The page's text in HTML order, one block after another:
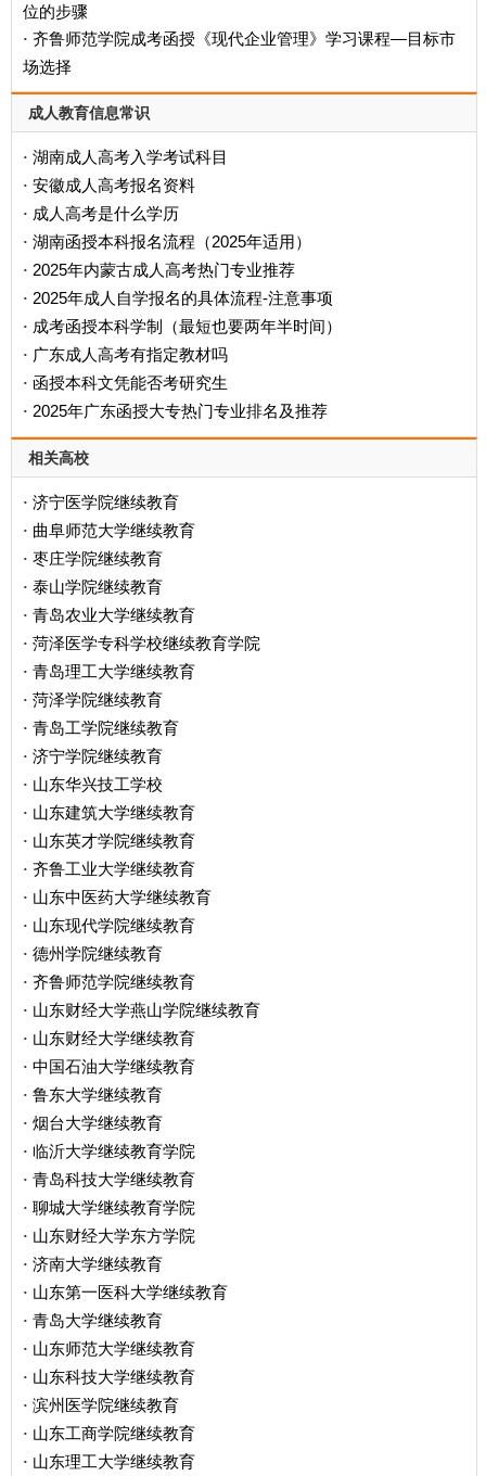
位的步骤
· 齐鲁师范学院成考函授《现代企业管理》学习课程—目标市
场选择
成人教育信息常识
· 湖南成人高考入学考试科目
· 安徽成人高考报名资料
· 成人高考是什么学历
· ‌湖南函授本科报名流程（2025年适用）‌
· 2025年内蒙古成人高考热门专业推荐
· 2025年成人自学报名的具体流程-注意事项
· 成考函授本科学制（最短也要两年半时间）
· 广东成人高考有指定教材吗
· 函授本科文凭能否考研究生
· 2025年广东函授大专热门专业排名及推荐
相关高校
· 济宁医学院继续教育
· 曲阜师范大学继续教育
· 枣庄学院继续教育
· 泰山学院继续教育
· 青岛农业大学继续教育
· 菏泽医学专科学校继续教育学院
· 青岛理工大学继续教育
· 菏泽学院继续教育
· 青岛工学院继续教育
· 济宁学院继续教育
· 山东华兴技工学校
· 山东建筑大学继续教育
· 山东英才学院继续教育
· 齐鲁工业大学继续教育
· 山东中医药大学继续教育
· 山东现代学院继续教育
· 德州学院继续教育
· 齐鲁师范学院继续教育
· 山东财经大学燕山学院继续教育
· 山东财经大学继续教育
· 中国石油大学继续教育
· 鲁东大学继续教育
· 烟台大学继续教育
· 临沂大学继续教育学院
· 青岛科技大学继续教育
· 聊城大学继续教育学院
· 山东财经大学东方学院
· 济南大学继续教育
· 山东第一医科大学继续教育
· 青岛大学继续教育
· 山东师范大学继续教育
· 山东科技大学继续教育
· 滨州医学院继续教育
· 山东工商学院继续教育
· 山东理工大学继续教育